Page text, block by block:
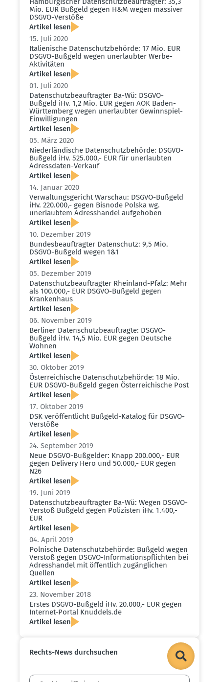
Mio. EUR Bußgeld gegen H&M wegen massiver
DSGVO-Verstöße
Artikel lesen
15. Juli 2020
Italie­nische Daten­schutz­be­hörde: 17 Mio. EUR
DSGVO-Bußgeld wegen unerlaubter Werbe-
Aktivi­täten
Artikel lesen
01. Juli 2020
Daten­schutz­be­auf­tragter Ba-Wü: DSGVO-
Bußgeld iHv. 1,2 Mio. EUR gegen AOK Baden-
Württemberg wegen unerlaubter Gewinn­spiel-
Einwil­li­gungen
Artikel lesen
05. März 2020
Nieder­län­dische Daten­schutz­be­hörde: DSGVO-
Bußgeld iHv. 525.000,- EUR für unerlaubten
Adress­daten-Verkauf
Artikel lesen
14. Januar 2020
Verwal­tungs­ge­richt Warschau: DSGVO-Bußgeld
iHv. 220.000,- gegen Bisnode Polska wg.
unerlaubtem Adress­handel aufge­hoben
Artikel lesen
10. Dezember 2019
Bundes­be­auf­tragter Daten­schutz: 9,5 Mio.
DSGVO-Bußgeld wegen 1&1
Artikel lesen
05. Dezember 2019
Daten­schutz­be­auf­tragter Rheinland-Pfalz: Mehr
als 100.000,- EUR DSGVO-Bußgeld gegen
Krankenhaus
Artikel lesen
06. November 2019
Berliner Daten­schutz­be­auf­tragte: DSGVO-
Bußgeld iHv. 14,5 Mio. EUR gegen Deutsche
Wohnen
Artikel lesen
30. Oktober 2019
Öster­rei­chische Daten­schutz­be­hörde: 18 Mio.
EUR DSGVO-Bußgeld gegen Öster­rei­chische Post
Artikel lesen
17. Oktober 2019
DSK veröf­fent­licht Bußgeld-Katalog für DSGVO-
Verstöße
Artikel lesen
24. September 2019
Neue DSGVO-Bußgelder: Knapp 200.000,- EUR
gegen Delivery Hero und 50.000,- EUR gegen
N26
Artikel lesen
19. Juni 2019
Daten­schutz­be­auf­tragter Ba-Wü: Wegen DSGVO-
Verstoß Bußgeld gegen Polizisten iHv. 1.400,-
EUR
Artikel lesen
04. April 2019
Polnische Daten­schutz­be­hörde: Bußgeld wegen
Verstoß gegen DSGVO-Infor­ma­ti­ons­pflichten bei
Adress­handel mit öffentlich zugäng­lichen
Quellen
Artikel lesen
23. November 2018
Erstes DSGVO-Bußgeld iHv. 20.000,- EUR gegen
Internet-Portal Knuddels.​de
Artikel lesen
Rechts-News durch­suchen